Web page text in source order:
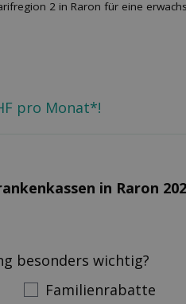
2 in Raron für eine
pro Monat*!
in Raron
besonders wichtig?
Familienrabatte